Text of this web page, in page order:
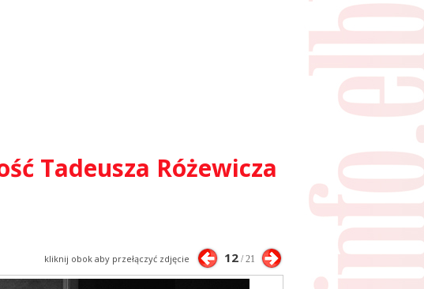
Tadeusza Różewicza
kliknij obok aby przełączyć zdjęcie 12/ 21